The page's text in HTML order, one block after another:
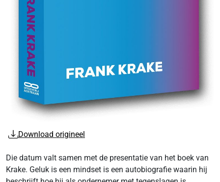
Download origineel
Die datum valt samen met de presentatie van het boek van
Krake. Geluk is een mindset is een autobiografie waarin hij